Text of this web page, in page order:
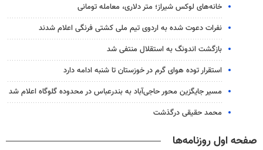
خانه‌های لوکس شیراز؛ متر دلاری، معامله تومانی
نفرات دعوت شده به اردوی تیم ملی کشتی فرنگی اعلام شدند
بازگشت اندونگ به استقلال منتفی شد
استقرار توده هوای گرم در خوزستان تا شنبه ادامه دارد
مسیر جایگزین محور حاجی‌آباد به بندرعباس در محدوده گلوگاه اعلام شد
محمد حقیقی درگذشت
صفحه اول روزنامه‌ها